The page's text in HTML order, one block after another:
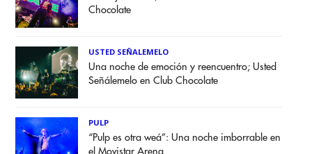
Chocolate
USTED SEÑALEMELO
Una noche de emoción y reencuentro; Usted
Señálemelo en Club Chocolate
PULP
“Pulp es otra weá”: Una noche imborrable en
el Movistar Arena